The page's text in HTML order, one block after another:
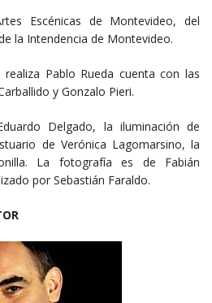
Escénicas de Montevideo, del
la Intendencia de Montevideo.
Pablo Rueda cuenta con las
y Gonzalo Pieri.
Delgado, la iluminación de
de Verónica Lagomarsino, la
La fotografía es de Fabián
por Sebastián Faraldo.